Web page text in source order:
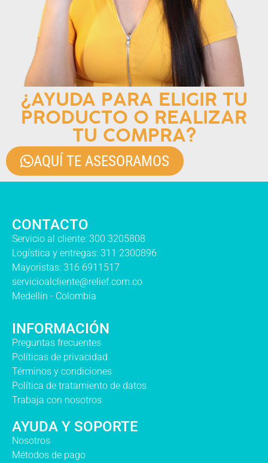
¿AYUDA PARA ELIGIR TU
PRODUCTO O REALIZAR
TU COMPRA?
AQUÍ TE ASESORAMOS
CONTACTO
Servicio al cliente: 300 3205808
Logística y entregas: 311 2300896
Mayoristas: 316 6911517
servicioalcliente@relief.com.co
Medellín - Colombia
INFORMACIÓN
Preguntas frecuentes
Políticas de privacidad
Términos y condiciones
Política de tratamiento de datos
Trabaja con nosotros
AYUDA Y SOPORTE
Nosotros
Métodos de pago